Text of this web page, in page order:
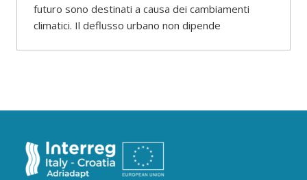
futuro sono destinati a causa dei cambiamenti
climatici. Il deflusso urbano non dipende